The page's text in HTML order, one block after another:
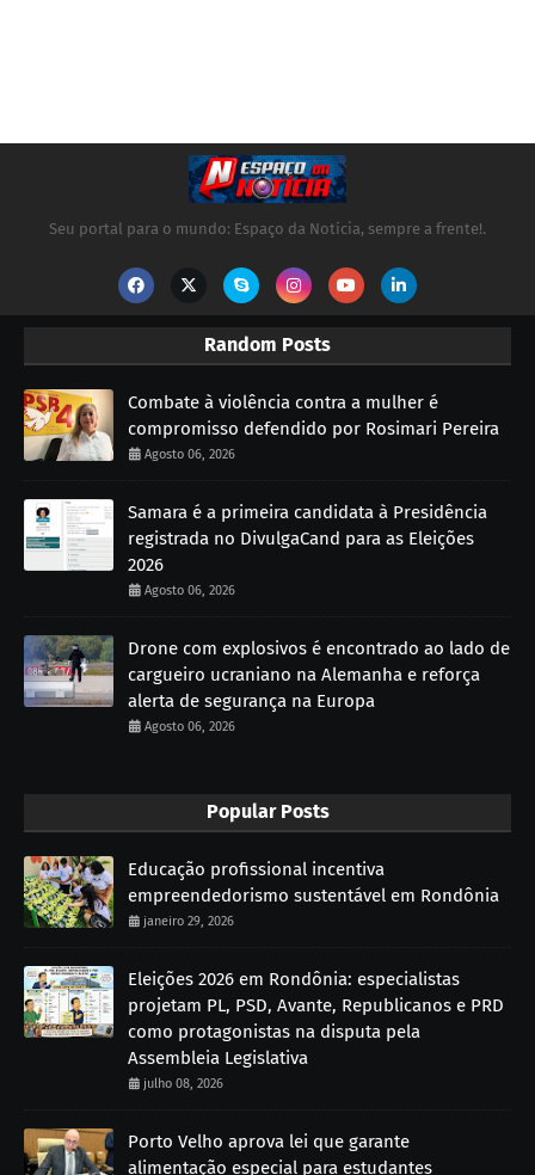
Seu portal para o mundo: Espaço da Notícia, sempre a frente!.
Random Posts
Combate à violência contra a mulher é
compromisso defendido por Rosimari Pereira
Agosto 06, 2026
Samara é a primeira candidata à Presidência
registrada no DivulgaCand para as Eleições
2026
Agosto 06, 2026
Drone com explosivos é encontrado ao lado de
cargueiro ucraniano na Alemanha e reforça
alerta de segurança na Europa
Agosto 06, 2026
Popular Posts
Educação profissional incentiva
empreendedorismo sustentável em Rondônia
janeiro 29, 2026
Eleições 2026 em Rondônia: especialistas
projetam PL, PSD, Avante, Republicanos e PRD
como protagonistas na disputa pela
Assembleia Legislativa
julho 08, 2026
Porto Velho aprova lei que garante
alimentação especial para estudantes